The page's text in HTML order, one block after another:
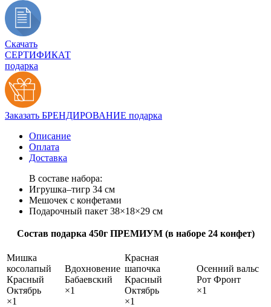
Скачать
СЕРТИФИКАТ
подарка
Заказать БРЕНДИРОВАНИЕ подарка
Описание
Оплата
Доставка
В составе набора:
Игрушка–тигр 34 см
Мешочек с конфетами
Подарочный пакет 38×18×29 см
Состав подарка 450г ПРЕМИУМ (в наборе 24 конфет)
Мишка
косолапый
Красный
Октябрь
×1
Вдохновение
Бабаевский
×1
Красная
шапочка
Красный
Октябрь
×1
Осенний вальс
Рот Фронт
×1